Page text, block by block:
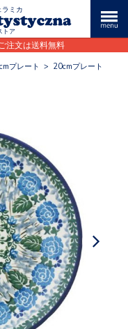
ラミカ
トア
注文は送料無料
プレート > 20cmプレート